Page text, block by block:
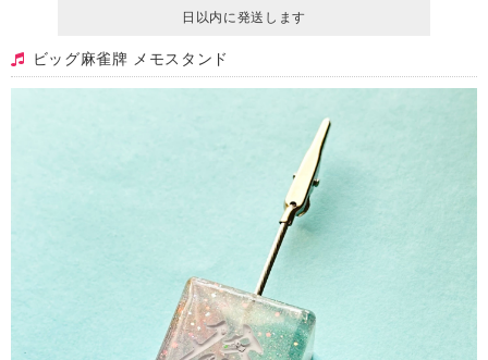
日以内に発送します
ビッグ麻雀牌 メモスタンド